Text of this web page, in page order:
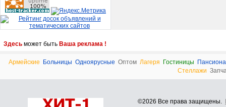
Здесь может быть Ваша реклама !
Армейские Больницы Одноярусные Оптом Лагеря Гостиницы
Стеллажи
©2026 Все права защищены.